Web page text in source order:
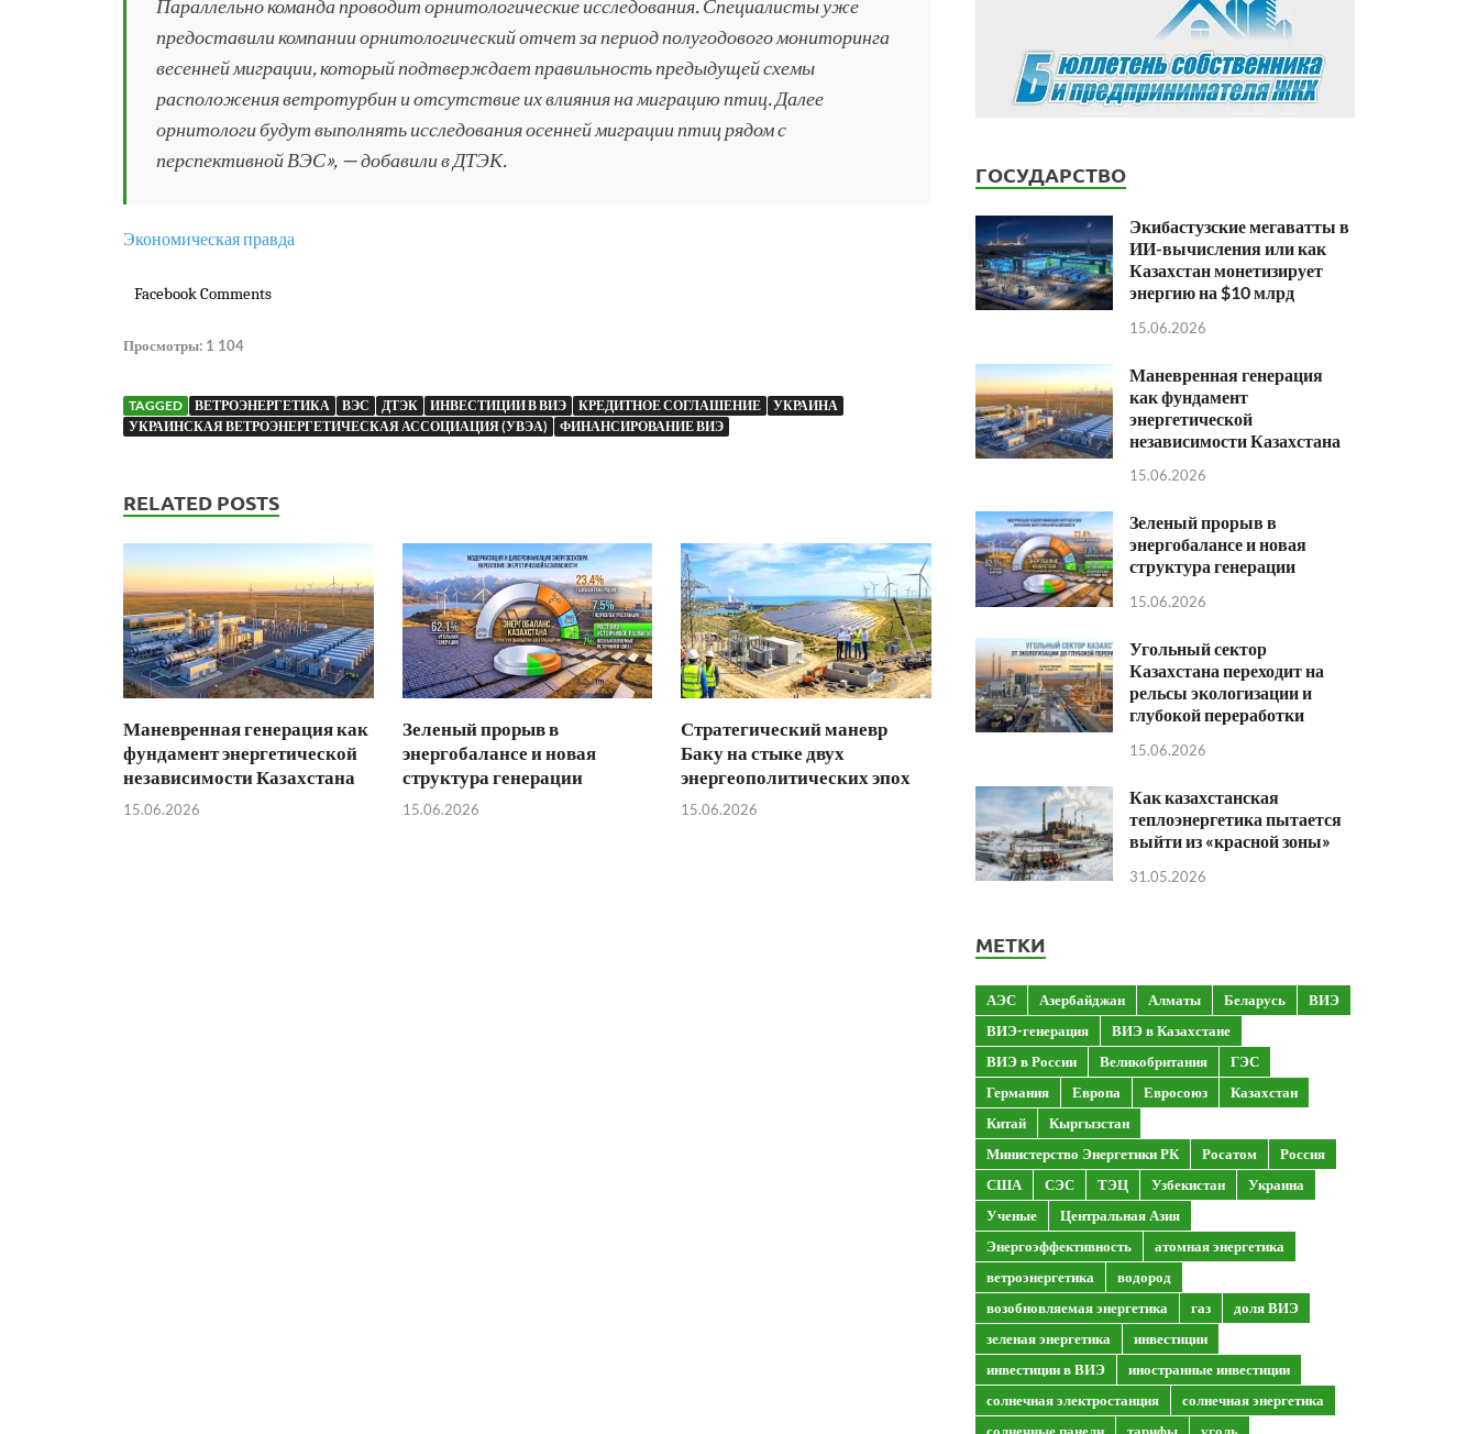
Параллельно команда проводит орнитологические исследования. Специалисты уже
предоставили компании орнитологический отчет за период полугодового мониторинга
весенней миграции, который подтверждает правильность предыдущей схемы
расположения ветротурбин и отсутствие их влияния на миграцию птиц. Далее
орнитологи будут выполнять исследования осенней миграции птиц рядом с
перспективной ВЭС», — добавили в ДТЭК.
Экономическая правда
Facebook Comments
Просмотры: 1 104
TAGGED ВЕТРОЭНЕРГЕТИКА ВЭС ДТЭК ИНВЕСТИЦИИ В ВИЭ КРЕДИТНОЕ СОГЛАШЕНИЕ
УКРАИНА
УКРАИНСКАЯ ВЕТРОЭНЕРГЕТИЧЕСКАЯ АССОЦИАЦИЯ (УВЭА)
ФИНАНСИРОВАНИЕ ВИЭ
RELATED POSTS
Маневренная генерация как
фундамент энергетической
независимости Казахстана
15.06.2026
Зеленый прорыв в
энергобалансе и новая
структура генерации
15.06.2026
Стратегический маневр
Баку на стыке двух
энергеополитических эпох
15.06.2026
ГОСУДАРСТВО
Экибастузские мегаватты в
ИИ-вычисления или как
Казахстан монетизирует
энергию на $10 млрд
15.06.2026
Маневренная генерация
как фундамент
энергетической
независимости Казахстана
15.06.2026
Зеленый прорыв в
энергобалансе и новая
структура генерации
15.06.2026
Угольный сектор
Казахстана переходит на
рельсы экологизации и
глубокой переработки
15.06.2026
Как казахстанская
теплоэнергетика пытается
выйти из «красной зоны»
31.05.2026
МЕТКИ
АЭС Азербайджан Алматы Беларусь
ВИЭ
ВИЭ-генерация
ВИЭ в Казахстане
ВИЭ в России
Великобритания
ГЭС
Германия
Европа Евросоюз
Казахстан
Китай
Кыргызстан
Министерство Энергетики РК
Росатом
Россия
США
СЭС ТЭЦ Узбекистан
Украина
Ученые
Центральная Азия
Энергоэффективность
атомная энергетика
ветроэнергетика
водород
возобновляемая энергетика
газ
доля ВИЭ
зеленая энергетика
инвестиции
инвестиции в ВИЭ
иностранные инвестиции
солнечная электростанция
солнечная энергетика
солнечные панели
тарифы уголь